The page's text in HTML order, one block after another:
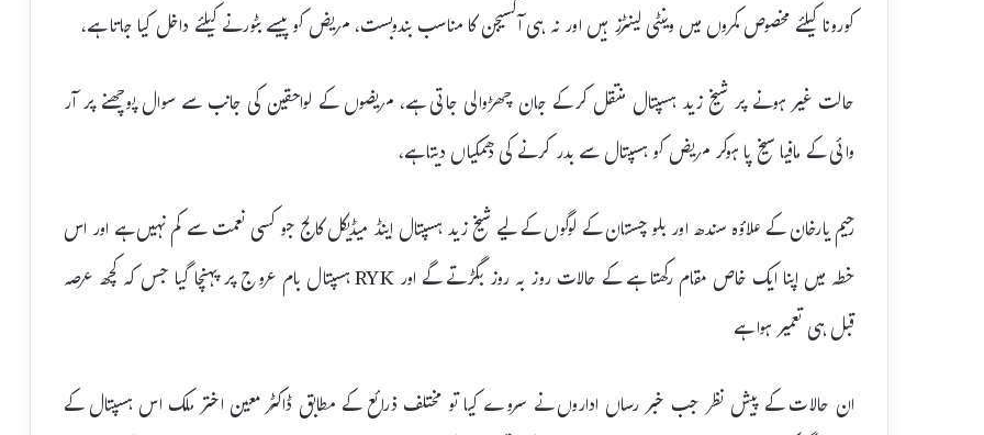
کورونا کیلئے مخصوص کمروں میں وینٹی لینٹرز ہیں اور نہ ہی آکسیجن کا مناسب بندوبست، مریض کو پیسے بٹورنے کیلئے داخل کیا جاتا ہے،
حالت غیر ہونے پر شیخ زید ہسپتال منتقل کرکے جان چھڑوالی جاتی ہے، مریضوں کے لواحقین کی جانب سے سوال پوچھنے پر آر
وائی کے مافیا سیخ پا ہوکر مریض کو ہسپتال سے بدر کرنے کی دھمکیاں دیتا ہے،
رحیم یارخان کے علاؤہ سندھ اور بلوچستان کے لوگوں کے لیے شیخ زید ہسپتال اینڈ میڈیکل کالج جو کسی نعمت سے کم نہیں ہے اور اس
خطہ میں اپنا ایک خاص مقام رکھتا ہے کے حالات روز بہ روز بگڑتے گے اور RYK ہسپتال بام عروج پر پہنچا گیا جس کہ کچھ عرصہ
قبل ہی تعمیر ہوا ہے
ان حالات کے پیش نظر جب خبر رساں اداروں نے سروے کیا تو مختلف ذرائع کے مطابق ڈاکٹر معین اختر ملک اس ہسپتال کے